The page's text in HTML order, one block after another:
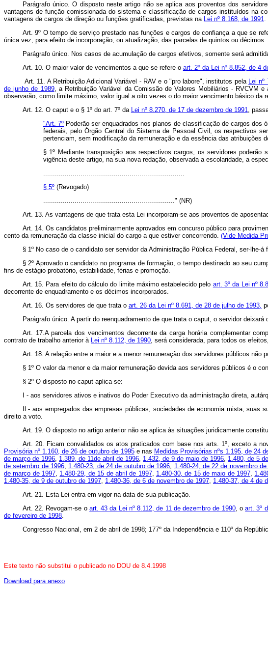
Parágrafo único. O disposto neste artigo não se aplica aos proventos dos
vantagens de função comissionada do sistema e classificação de cargos instituídos na
vantagens de cargos de direção ou funções gratificadas, previstas na Lei nº 8.168, de 1991.
Art. 9º O tempo de serviço prestado nas funções e cargos de confiança a que se
única vez, para efeito de incorporação, ou atualização, das parcelas de quintos ou décimos.
Parágrafo único. Nos casos de acumulação de cargos efetivos, somente será
Art. 10. O maior valor de vencimentos a que se refere o art. 2º da Lei nº 8.852, de 4
Art. 11. A Retribuição Adicional Variável - RAV e o "pro labore", institutos pela Lei nº
de junho de 1989, a Retribuição Variável da Comissão de Valores Mobiliários - RVCVM
observarão, como limite máximo, valor igual a oito vezes o do maior vencimento básico da
Art. 12. O caput e o § 1º do art. 7º da Lei nº 8.270, de 17 de dezembro de 1991,
"Art. 7º Poderão ser enquadrados nos planos de classificação de cargos
federais, pelo Órgão Central do Sistema de Pessoal Civil, os respectivos
pertenciam, sem modificação da remuneração e da essência das atribuições
§ 1º Mediante transposição aos respectivos cargos, os servidores
vigência deste artigo, na sua nova redação, observada a escolaridade, a
........................................................................
§ 5º (Revogado)
..................................................................." (NR)
Art. 13. As vantagens de que trata esta Lei incorporam-se aos proventos de
Art. 14. Os candidatos preliminarmente aprovados em concurso público para
cento da remuneração da classe inicial do cargo a que estiver concorrendo. (Vide Medida
§ 1º No caso de o candidato ser servidor da Administração Pública Federal, ser-
§ 2º Aprovado o candidato no programa de formação, o tempo destinado ao seu
fins de estágio probatório, estabilidade, férias e promoção.
Art. 15. Para efeito do cálculo do limite máximo estabelecido pelo art. 3º da Lei nº
decorrente de enquadramento e os décimos incorporados.
Art. 16. Os servidores de que trata o art. 26 da Lei nº 8.691, de 28 de julho de 1993,
Parágrafo único. A partir do reenquadramento de que trata o caput, o servidor
Art. 17.A parcela dos vencimentos decorrente da carga horária complementar
contrato de trabalho anterior à Lei nº 8.112, de 1990, será considerada, para todos os
Art. 18. A relação entre a maior e a menor remuneração dos servidores públicos
§ 1º O valor da menor e da maior remuneração devida aos servidores públicos é o
§ 2º O disposto no caput aplica-se:
I - aos servidores ativos e inativos do Poder Executivo da administração direta,
Il - aos empregados das empresas públicas, sociedades de economia mista,
direito a voto.
Art. 19. O disposto no artigo anterior não se aplica às situações juridicamente
Art. 20. Ficam convalidados os atos praticados com base nos arts. 1º, exceto a
Provisória nº 1.160, de 26 de outubro de 1995e nas Medidas Provisórias nºs 1.195, de 24
de março de 1996, 1.389, de 11de abril de 1996, 1.432, de 9 de maio de 1996, 1.480, de 5
de setembro de 1996, 1.480-23, de 24 de outubro de 1996, 1.480-24, de 22 de novembro de
de março de 1997, 1.480-29, de 15 de abril de 1997, 1.480-30, de 15 de maio de 1997,
1.480-35, de 9 de outubro de 1997, 1.480-36, de 6 de novembro de 1997, 1.480-37, de 4 de
Art. 21. Esta Lei entra em vigor na data de sua publicação.
Art. 22. Revogam-se o art. 43 da Lei nº 8.112, de 11 de dezembro de 1990, oart. 3º
de fevereiro de 1998.
Congresso Nacional, em 2 de abril de 1998; 177º da Independência e 110º da
Este texto não substitui o publicado no DOU de 8.4.1998
Download para anexo